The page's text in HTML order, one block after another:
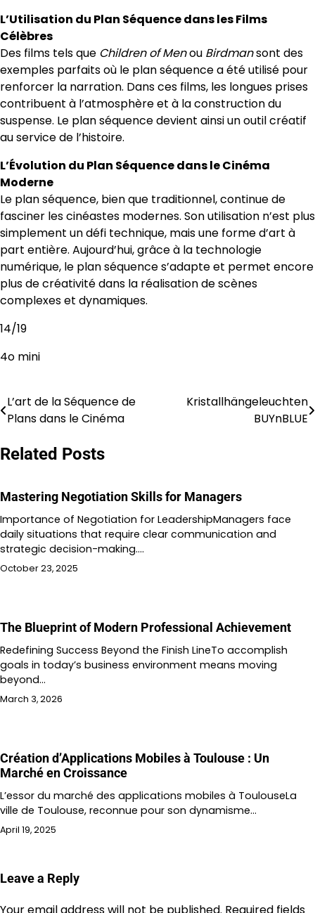
L’Utilisation du Plan Séquence dans les Films
Célèbres
Des films tels que Children of Menou Birdmansont des
exemples parfaits où le plan séquence a été utilisé pour
renforcer la narration. Dans ces films, les longues prises
contribuent à l’atmosphère et à la construction du
suspense. Le plan séquence devient ainsi un outil créatif
au service de l’histoire.
L’Évolution du Plan Séquence dans le Cinéma
Moderne
Le plan séquence, bien que traditionnel, continue de
fasciner les cinéastes modernes. Son utilisation n’est plus
simplement un défi technique, mais une forme d’art à
part entière. Aujourd’hui, grâce à la technologie
numérique, le plan séquence s’adapte et permet encore
plus de créativité dans la réalisation de scènes
complexes et dynamiques.
14/19
4o mini
Post
L’art de la Séquence de
Plans dans le Cinéma
Kristallhängeleuchten
BUYnBLUE
Related Posts
Mastering Negotiation Skills for Managers
Importance of Negotiation for LeadershipManagers face
daily situations that require clear communication and
strategic decision-making.…
October 23, 2025
The Blueprint of Modern Professional Achievement
Redefining Success Beyond the Finish LineTo accomplish
goals in today’s business environment means moving
beyond…
March 3, 2026
Création d’Applications Mobiles à Toulouse : Un
Marché en Croissance
L’essor du marché des applications mobiles à ToulouseLa
ville de Toulouse, reconnue pour son dynamisme…
April 19, 2025
Leave a Reply
Your email address will not be published. Required fields